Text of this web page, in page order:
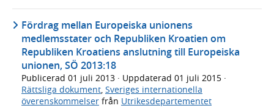
Fördrag mellan Europeiska unionens
medlemsstater och Republiken Kroatien om
Republiken Kroatiens anslutning till Europeiska
unionen, SÖ 2013:18
Publicerad 01 juli 2013 · Uppdaterad 01 juli 2015 ·
Rättsliga dokument, Sveriges internationella
överenskommelser från Utrikesdepartementet